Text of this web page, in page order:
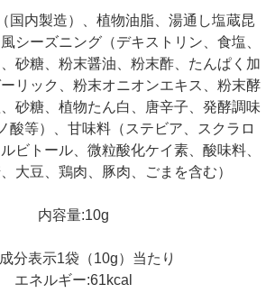
国内製造）、植物油脂、湯通し塩蔵昆
シーズニング（デキストリン、食塩、
砂糖、粉末醤油、粉末酢、たんぱく加
リック、粉末オニオンエキス、粉末酵
砂糖、植物たん白、唐辛子、発酵調味
酸等）、甘味料（ステビア、スクラロ
ビトール、微粒酸化ケイ素、酸味料、
、大豆、鶏肉、豚肉、ごまを含む）
内容量:10g
分表示1袋（10g）当たり
エネルギー:61kcal